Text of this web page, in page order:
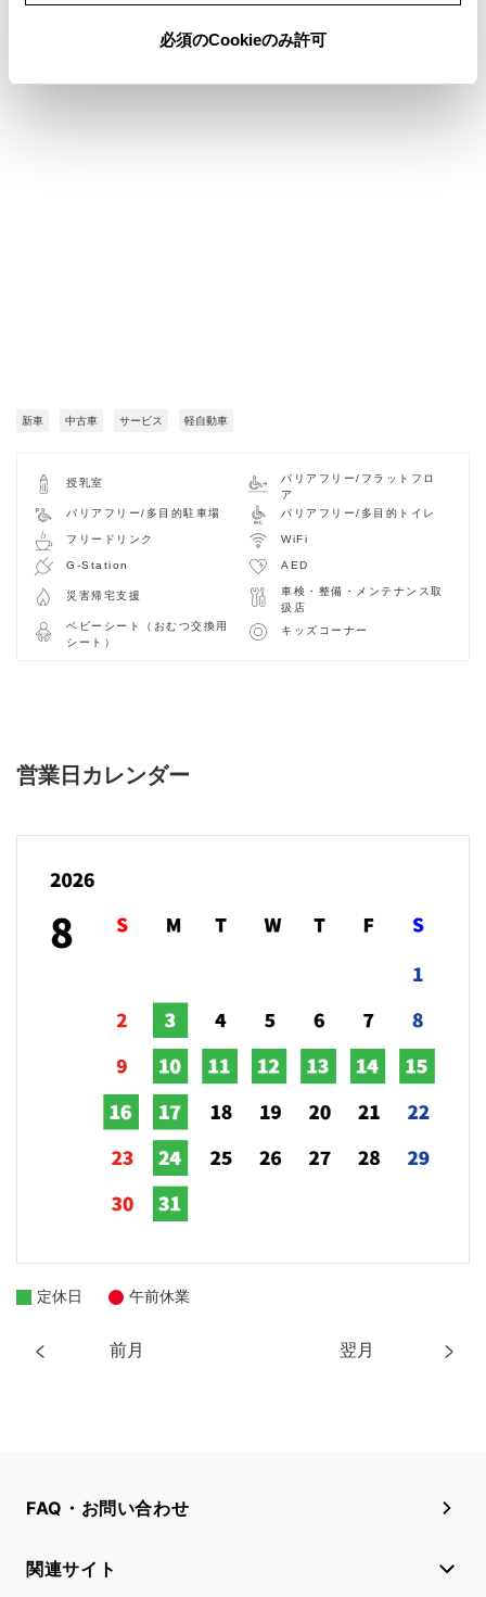
必須のCookieのみ許可
施設情報・サービス
新車 中古車 サービス 軽自動車
授乳室
バリアフリー/フラットフロ
ア
バリアフリー/多目的駐車場
バリアフリー/多目的トイレ
フリードリンク WiFi
G-Station AED
災害帰宅支援
車検・整備・メンテナンス取
扱店
ベビーシート（おむつ交換用
シート）
キッズコーナー
営業日カレンダー
前月 翌月
定休日 午前休業
FAQ・お問い合わせ
関連サイト